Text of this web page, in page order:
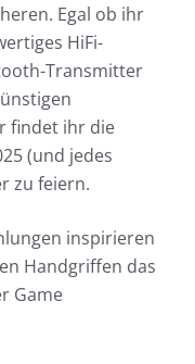
Egal ob ihr
HiFi-
Transmitter
findet ihr die
(und jedes
zu feiern.
inspirieren
Handgriffen das
Game